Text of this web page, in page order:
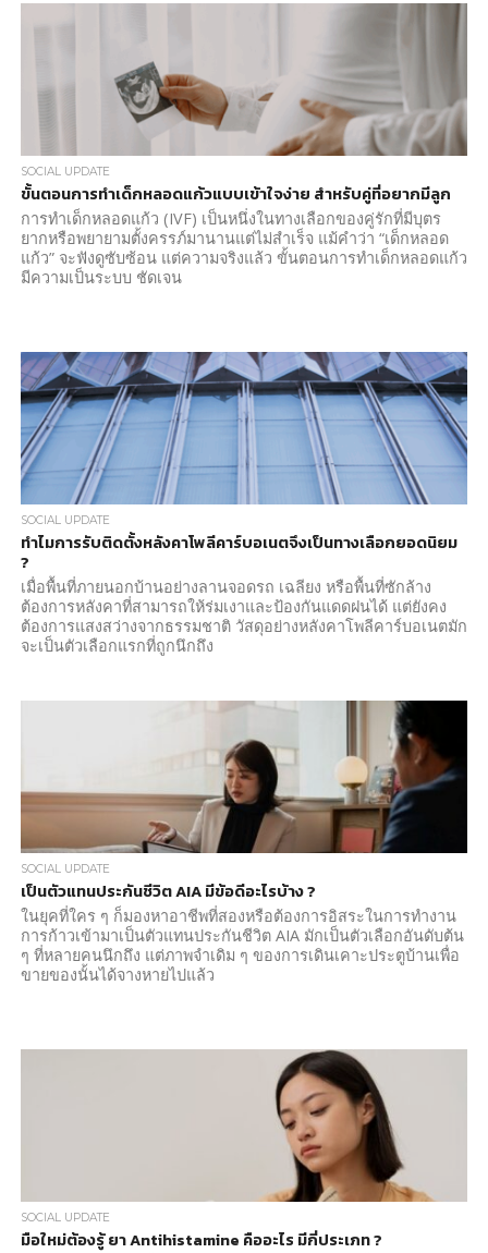
SOCIAL UPDATE
ขั้นตอนการทำเด็กหลอดแก้วแบบเข้าใจง่าย สำหรับคู่ที่อยากมีลูก
การทำเด็กหลอดแก้ว (IVF) เป็นหนึ่งในทางเลือกของคู่รักที่มีบุตร
ยากหรือพยายามตั้งครรภ์มานานแต่ไม่สำเร็จ แม้คำว่า “เด็กหลอด
แก้ว” จะฟังดูซับซ้อน แต่ความจริงแล้ว ขั้นตอนการทำเด็กหลอดแก้ว
มีความเป็นระบบ ชัดเจน
SOCIAL UPDATE
ทำไมการรับติดตั้งหลังคาโพลีคาร์บอเนตจึงเป็นทางเลือกยอดนิยม
?
เมื่อพื้นที่ภายนอกบ้านอย่างลานจอดรถ เฉลียง หรือพื้นที่ซักล้าง
ต้องการหลังคาที่สามารถให้ร่มเงาและป้องกันแดดฝนได้ แต่ยังคง
ต้องการแสงสว่างจากธรรมชาติ วัสดุอย่างหลังคาโพลีคาร์บอเนตมัก
จะเป็นตัวเลือกแรกที่ถูกนึกถึง
SOCIAL UPDATE
เป็นตัวแทนประกันชีวิต AIA มีข้อดีอะไรบ้าง ?
ในยุคที่ใคร ๆ ก็มองหาอาชีพที่สองหรือต้องการอิสระในการทำงาน
การก้าวเข้ามาเป็นตัวแทนประกันชีวิต AIA มักเป็นตัวเลือกอันดับต้น
ๆ ที่หลายคนนึกถึง แต่ภาพจำเดิม ๆ ของการเดินเคาะประตูบ้านเพื่อ
ขายของนั้นได้จางหายไปแล้ว
SOCIAL UPDATE
มือใหม่ต้องรู้ ยา Antihistamine คืออะไร มีกี่ประเภท ?